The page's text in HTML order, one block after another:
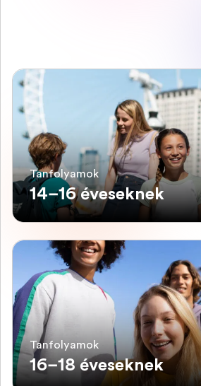
Tanfolyamok
14–16 éveseknek
Tanfolyamok
16–18 éveseknek